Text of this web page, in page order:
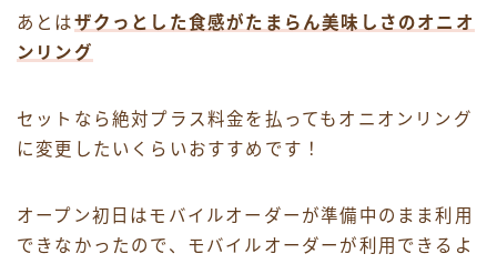
あとはザクっとした食感がたまらん美味しさのオニオ
ンリング
セットなら絶対プラス料金を払ってもオニオンリング
に変更したいくらいおすすめです！
オープン初日はモバイルオーダーが準備中のまま利用
できなかったので、モバイルオーダーが利用できるよ